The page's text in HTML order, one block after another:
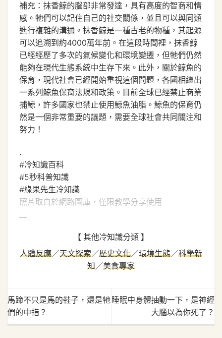
補充：抹香鯨的腦部非常發達，具有高度的智商和情
感。牠們可以記住自己的社交關係，並且可以與同類
進行複雜的溝通。抹香鯨是一種古老的物種，其起源
可以追溯到約4000萬年前。在這段時間裡，抹香鯨
已經經歷了多次的氣候變化和環境變遷，但牠們仍然
能夠在現代生態系統中生存下來。此外，關於鯨魚的
保育，現代社會已經開始重視這個問題，各國相繼出
一系列鯨魚保育法規和政策。目前全球已經禁止商業
捕鯨，許多國家也禁止使用鯨魚油脂。鯨魚的保育仍
然是一個非常重要的議題，需要全球社會共同關注和
努力！
.
#冷知識百科
#5秒科普知識
#綠果先生冷知識
照片取自於網路圖庫，僅限教學分享使用
【 其他冷知識分類 】
人體反應／天文探索／歷史文化／環境生態／科學新
知／美食專家
馬蹄不只是馬的鞋子，還是牠
們的中指？
睡眠中身體抽動一下，是神經
大腦以為你死了？